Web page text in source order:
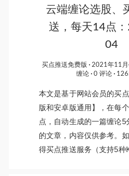
云端缠论选股、
送，每天14点
04
买点推送免费版 2021年11
缠论
0 评论
本文是基于网站会员的买
版和安卓版通用】，在每
点，自动生成的一篇缠论5
的文章，内容仅供参考。
得买点推送服务（支持5种